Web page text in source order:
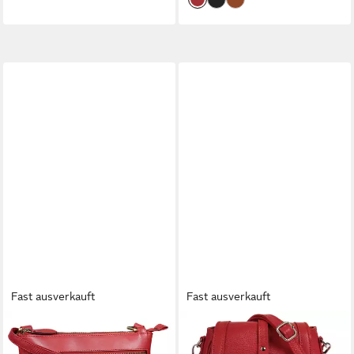
Fast ausverkauft
BENTHILL
Umhängetasche Damen Echt
Fast ausverkauft
CLUTY
Umhängetasche, echt Leder,